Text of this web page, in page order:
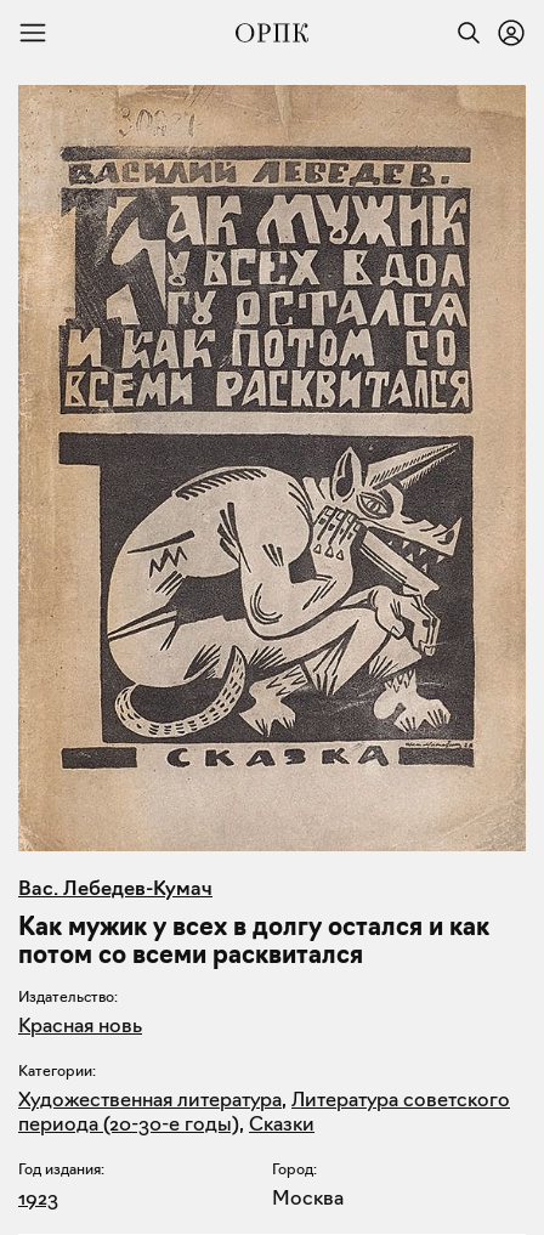
Вас. Лебедев-Кумач
Как мужик у всех в долгу остался и как
потом со всеми расквитался
Издательство:
Красная новь
Категории:
Художественная литература, Литература советского
периода (20-30-е годы), Сказки
Год издания:
1923
Город:
Москва